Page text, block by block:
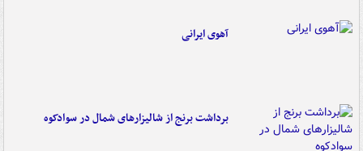
آهوی ایرانی
برداشت برنج از شالیزارهای شمال در سوادکوه